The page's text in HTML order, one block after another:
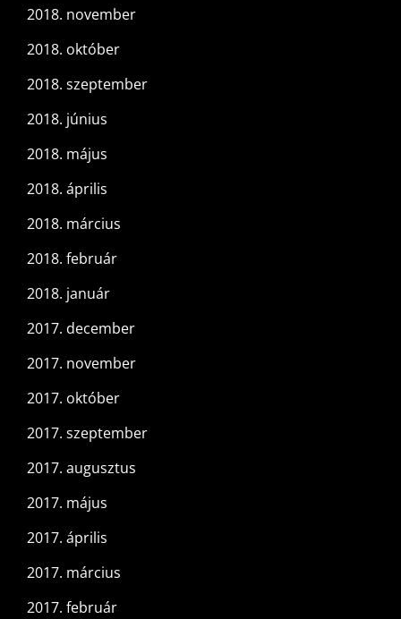
2018. november
2018. október
2018. szeptember
2018. június
2018. május
2018. április
2018. március
2018. február
2018. január
2017. december
2017. november
2017. október
2017. szeptember
2017. augusztus
2017. május
2017. április
2017. március
2017. február